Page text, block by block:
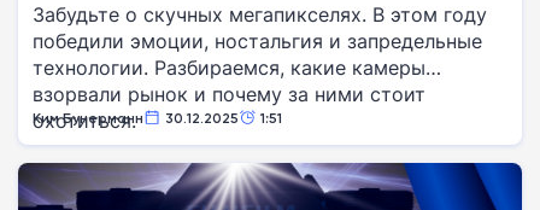
Забудьте о скучных мегапикселях. В этом году
победили эмоции, ностальгия и запредельные
технологии. Разбираемся, какие камеры
взорвали рынок и почему за ними стоит
охотиться.
Ким Бунерманн 30.12.2025 1:51